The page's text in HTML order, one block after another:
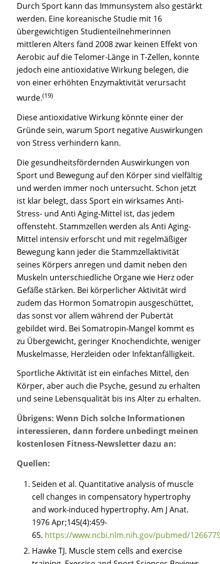
Durch Sport kann das Immunsystem also gestärkt
werden. Eine koreanische Studie mit 16
übergewichtigen Studienteilnehmerinnen
mittleren Alters fand 2008 zwar keinen Effekt von
Aerobic auf die Telomer-Länge in T-Zellen, konnte
jedoch eine antioxidative Wirkung belegen, die
von einer erhöhten Enzymaktivität verursacht
wurde.(19)
Diese antioxidative Wirkung könnte einer der
Gründe sein, warum Sport negative Auswirkungen
von Stress verhindern kann.
Die gesundheitsfördernden Auswirkungen von
Sport und Bewegung auf den Körper sind vielfältig
und werden immer noch untersucht. Schon jetzt
ist klar belegt, dass Sport ein wirksames Anti-
Stress- und Anti Aging-Mittel ist, das jedem
offensteht. Stammzellen werden als Anti Aging-
Mittel intensiv erforscht und mit regelmäßiger
Bewegung kann jeder die Stammzellaktivität
seines Körpers anregen und damit neben den
Muskeln unterschiedliche Organe wie Herz oder
Gefäße stärken. Bei körperlicher Aktivität wird
zudem das Hormon Somatropin ausgeschüttet,
das sonst vor allem während der Pubertät
gebildet wird. Bei Somatropin-Mangel kommt es
zu Übergewicht, geringer Knochendichte, weniger
Muskelmasse, Herzleiden oder Infektanfälligkeit.
Sportliche Aktivität ist ein einfaches Mittel, den
Körper, aber auch die Psyche, gesund zu erhalten
und seine Lebensqualität bis ins Alter zu erhalten.
Übrigens: Wenn Dich solche Informationen
interessieren, dann fordere unbedingt meinen
kostenlosen Fitness-Newsletter dazu an:
Quellen:
Seiden et al. Quantitative analysis of muscle
cell changes in compensatory hypertrophy
and work-induced hypertrophy. Am J Anat.
1976 Apr;145(4):459-
65. https://www.ncbi.nlm.nih.gov/pubmed/
Hawke TJ. Muscle stem cells and exercise